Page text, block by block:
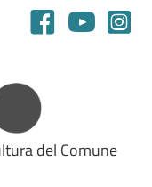
del Comune